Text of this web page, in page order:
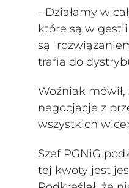
- Działamy w
które są w
są
trafia do
Woźniak
negocjacje z
wszystkich
Szef PGNiG
tej kwoty jest